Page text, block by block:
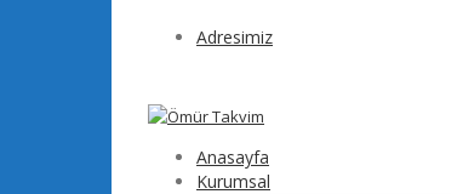
Adresimiz
Anasayfa
Kurumsal